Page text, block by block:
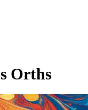
Orths